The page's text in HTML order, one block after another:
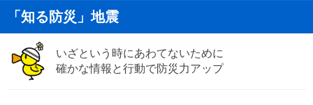
「知る防災」地震
いざという時にあわてないために
確かな情報と行動で防災力アップ